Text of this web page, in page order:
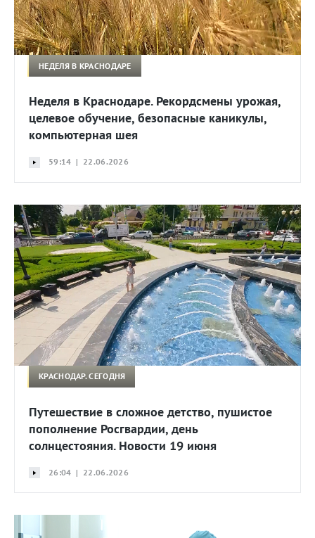
НЕДЕЛЯ В КРАСНОДАРЕ
Неделя в Краснодаре. Рекордсмены урожая,
целевое обучение, безопасные каникулы,
компьютерная шея
59:14 | 22.06.2026
КРАСНОДАР. СЕГОДНЯ
Путешествие в сложное детство, пушистое
пополнение Росгвардии, день
солнцестояния. Новости 19 июня
26:04 | 22.06.2026